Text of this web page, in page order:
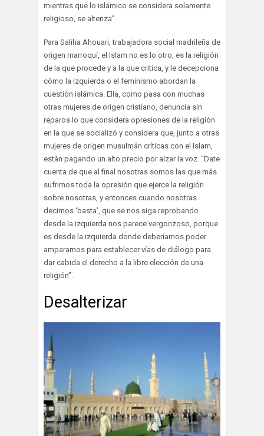
mientras que lo islámico se considera solamente
religioso, se alteriza”.
Para Saliha Ahouari, trabajadora social madrileña de
origen marroquí, el Islam no es lo otro, es la religión
de la que procede y a la que critica, y le decepciona
cómo la izquierda o el feminismo abordan la
cuestión islámica. Ella, como pasa con muchas
otras mujeres de origen cristiano, denuncia sin
reparos lo que considera opresiones de la religión
en la que se socializó y considera que, junto a otras
mujeres de origen musulmán críticas con el Islam,
están pagando un alto precio por alzar la voz. “Date
cuenta de que al final nosotras somos las que más
sufrimos toda la opresión que ejerce la religión
sobre nosotras, y entonces cuando nosotras
decimos ‘basta’, que se nos siga reprobando
desde la izquierda nos parece vergonzoso, porque
es desde la izquierda donde deberíamos poder
ampararnos para establecer vías de diálogo para
dar cabida el derecho a la libre elección de una
religión”.
Desalterizar